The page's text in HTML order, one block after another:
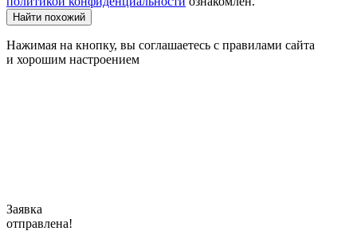
Найти похожий
Нажимая на кнопку, вы соглашаетесь с правилами сайта
и хорошим настроением
Заявка
отправлена!